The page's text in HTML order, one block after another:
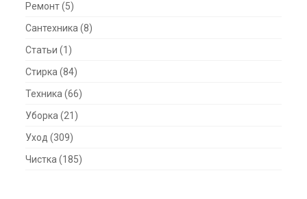
Ремонт(5)
Сантехника (8)
Статьи (1)
Стирка (84)
Техника (66)
Уборка (21)
Уход (309)
Чистка (185)